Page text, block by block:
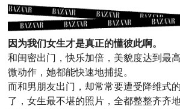
因为我们女生才是真正的懂彼此啊。
和闺密出门，快乐加倍，美貌度达到最
微动作，她都能快速地捕捉。
而和男朋友出门，却常常要遭受降维式
了，女生最不堪的照片，全都整整齐齐